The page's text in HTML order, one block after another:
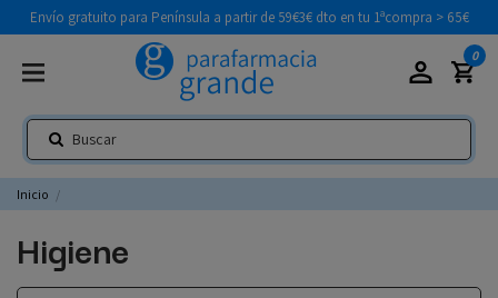
Envío gratuito para Península a partir de 59€3€ dto en tu 1ªcompra > 65€
0
Inicio
Higiene